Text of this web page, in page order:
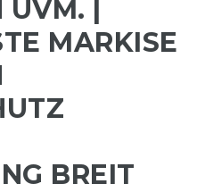
UVM. |
MARKISE
BREIT